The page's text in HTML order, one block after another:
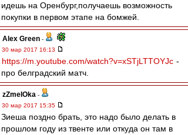
идешь на Оренбург,получаешь возможность
покупки в первом этапе на бомжей.
Alex Green -
30 мар 2017 16:13
https://m.youtube.com/watch?v=xSTjLTTOYJc -
про белградский матч.
zZmeIOka -
30 мар 2017 15:35
Зиеша поздно брать, это надо было делать в
прошлом году из твенте или откуда он там в